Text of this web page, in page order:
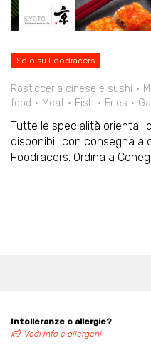
Solo su Foodracers
Rosticceria cinese e sushi
food
Meat Fish Fries
Tutte le specialità orientali
disponibili con consegna a
Foodracers. Ordina a
Intolleranze o allergie?
Vedi info e allergeni